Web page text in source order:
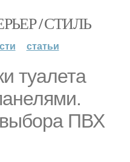
/ СТИЛЬ
статьи
туалета
ПВХ